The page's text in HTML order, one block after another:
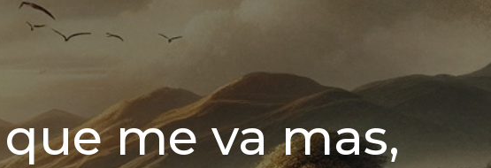
me va mas,